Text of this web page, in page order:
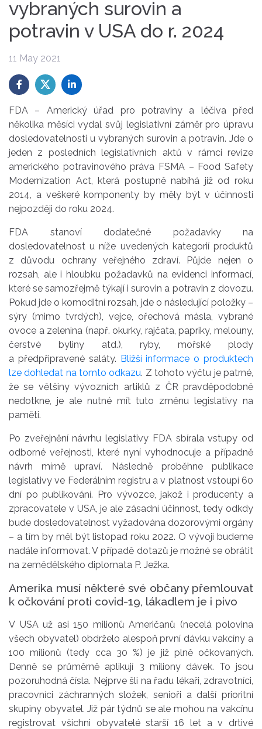
vybraných surovin a
potravin v USA do r. 2024
11 May 2021
FDA – Americký úřad pro potraviny a léčiva před
několika měsíci vydal svůj legislativní záměr pro úpravu
dosledovatelnosti u vybraných surovin a potravin. Jde o
jeden z posledních legislativních aktů v rámci revize
amerického potravinového práva FSMA – Food Safety
Modernization Act, která postupně nabíhá již od roku
2014, a veškeré komponenty by měly být v účinnosti
nejpozději do roku 2024.
FDA stanoví dodatečné požadavky na
dosledovatelnost u níže uvedených kategorií produktů
z důvodu ochrany veřejného zdraví. Půjde nejen o
rozsah, ale i hloubku požadavků na evidenci informací,
které se samozřejmě týkají i surovin a potravin z dovozu.
Pokud jde o komoditní rozsah, jde o následující položky –
sýry (mimo tvrdých), vejce, ořechová másla, vybrané
ovoce a zelenina (např. okurky, rajčata, papriky, melouny,
čerstvé byliny atd.), ryby, mořské plody
a předpřipravené saláty. Bližší informace o produktech
lze dohledat na tomto odkazu. Z tohoto výčtu je patrné,
že se většiny vývozních artiklů z ČR pravděpodobně
nedotkne, je ale nutné mít tuto změnu legislativy na
paměti.
Po zveřejnění návrhu legislativy FDA sbírala vstupy od
odborné veřejnosti, které nyní vyhodnocuje a případně
návrh mírně upraví. Následně proběhne publikace
legislativy ve Federálním registru a v platnost vstoupí 60
dní po publikování. Pro vývozce, jakož i producenty a
zpracovatele v USA, je ale zásadní účinnost, tedy odkdy
bude dosledovatelnost vyžadována dozorovými orgány
– a tím by měl být listopad roku 2022. O vývoji budeme
nadále informovat. V případě dotazů je možné se obrátit
na zemědělského diplomata P. Ježka.
Amerika musí některé své občany přemlouvat
k očkování proti covid-19, lákadlem je i pivo
V USA už asi 150 milionů Američanů (necelá polovina
všech obyvatel) obdrželo alespoň první dávku vakcíny a
100 milionů (tedy cca 30 %) je již plně očkovaných.
Denně se průměrně aplikují 3 miliony dávek. To jsou
pozoruhodná čísla. Nejprve šli na řadu lékaři, zdravotníci,
pracovníci záchranných složek, senioři a další prioritní
skupiny obyvatel. Již pár týdnů se ale mohou na vakcínu
registrovat všichni obyvatelé starší 16 let a v drtivé